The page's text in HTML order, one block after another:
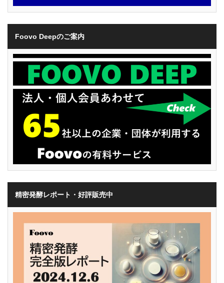
Foovo Deepのご案内
精密発酵レポート・好評販売中